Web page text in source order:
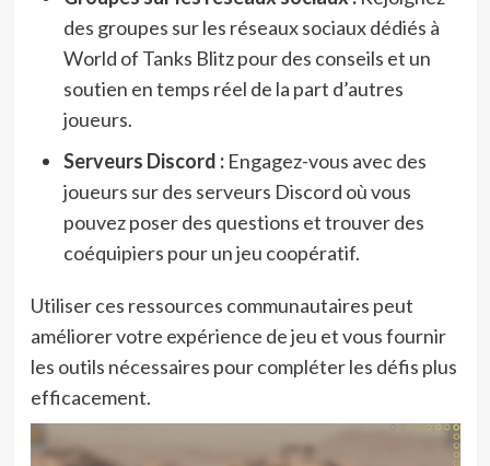
des groupes sur les réseaux sociaux dédiés à
World of Tanks Blitz pour des conseils et un
soutien en temps réel de la part d’autres
joueurs.
Serveurs Discord :Engagez-vous avec des
joueurs sur des serveurs Discord où vous
pouvez poser des questions et trouver des
coéquipiers pour un jeu coopératif.
Utiliser ces ressources communautaires peut
améliorer votre expérience de jeu et vous fournir
les outils nécessaires pour compléter les défis plus
efficacement.